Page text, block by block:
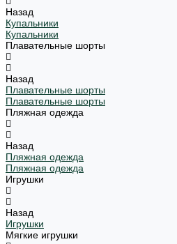
Назад
Купальники
Купальники
Плавательные шорты
Назад
Плавательные шорты
Плавательные шорты
Пляжная одежда
Назад
Пляжная одежда
Пляжная одежда
Игрушки
Назад
Игрушки
Мягкие игрушки